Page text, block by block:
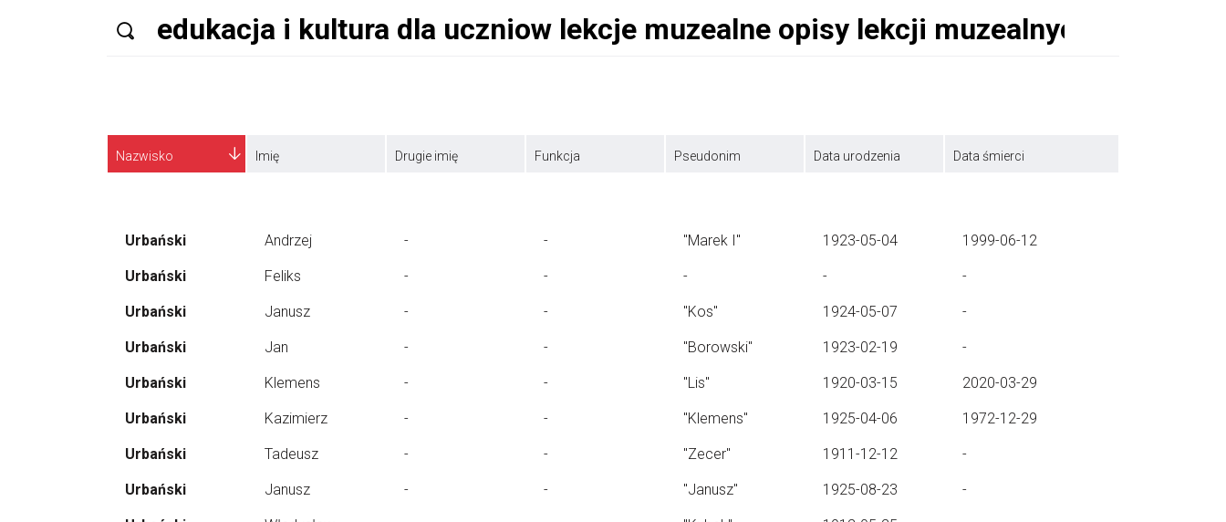
Nazwisko Imię Drugie imię Funkcja Pseudonim Data urodzenia Data śmierci
Urbański Andrzej - - "Marek I" 1923-05-04 1999-06-12
Urbański Feliks - - - - -
Urbański Janusz - - "Kos" 1924-05-07 -
Urbański Jan - - "Borowski" 1923-02-19 -
Urbański Klemens - - "Lis" 1920-03-15 2020-03-29
Urbański Kazimierz - - "Klemens" 1925-04-06 1972-12-29
Urbański Tadeusz - - "Zecer" 1911-12-12 -
Urbański Janusz - - "Janusz" 1925-08-23 -